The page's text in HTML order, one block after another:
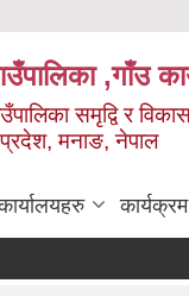
,गाँउ
समृद्वि र
मनाङ, नेपाल